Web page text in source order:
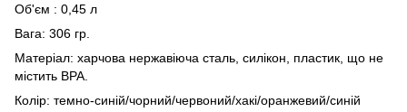
Об'єм : 0,45 л
Вага: 306 гр.
Матеріал: харчова нержавіюча сталь, силікон, пластик, що не
містить BPA.
Колір: темно-синій/чорний/червоний/хакі/оранжевий/синій